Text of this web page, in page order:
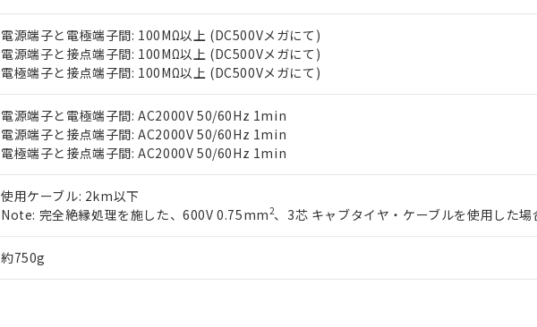
電源端子と電極端子間: 100MΩ以上 (DC500Vメガにて)
電源端子と接点端子間: 100MΩ以上 (DC500Vメガにて)
電極端子と接点端子間: 100MΩ以上 (DC500Vメガにて)
電源端子と電極端子間: AC2000V 50/60Hz 1min
電源端子と接点端子間: AC2000V 50/60Hz 1min
電極端子と接点端子間: AC2000V 50/60Hz 1min
使用ケーブル: 2km以下
Note: 完全絶縁処理を施した、600V 0.75mm2、3芯 キャブタイヤ・ケーブルを使用した場
約750g
※当社の共同利用者とは、"個人情報の共同利用に関して"
の「1.共同利用者の
いる法人を指します。
EU RoHS指令（10物質）の非含有証明書
51物質の非含有証明書（当社基準）
※本証明書は発行日時点で非含有を証明するもので、過去に遡って非含有を証明するも
混在することから備考欄に対応日を記載しておりました。
既に当社にて対応品への在庫切替を完了していることから、特段のことがない限り、
り割愛しております。